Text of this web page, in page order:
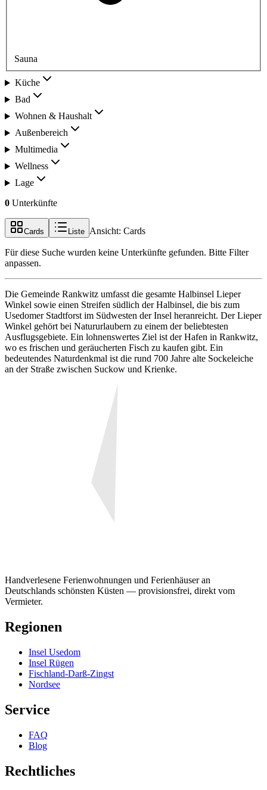
Sauna
Küche
Bad
Wohnen & Haushalt
Außenbereich
Multimedia
Wellness
Lage
0 Unterkünfte
Cards Liste Ansicht: Cards
Für diese Suche wurden keine Unterkünfte gefunden. Bitte Filter
anpassen.
Die Gemeinde Rankwitz umfasst die gesamte Halbinsel Lieper
Winkel sowie einen Streifen südlich der Halbinsel, die bis zum
Usedomer Stadtforst im Südwesten der Insel heranreicht. Der Lieper
Winkel gehört bei Natururlaubern zu einem der beliebtesten
Ausflugsgebiete. Ein lohnenswertes Ziel ist der Hafen in Rankwitz,
wo es frischen und geräucherten Fisch zu kaufen gibt. Ein
bedeutendes Naturdenkmal ist die rund 700 Jahre alte Sockeleiche
an der Straße zwischen Suckow und Krienke.
Handverlesene Ferienwohnungen und Ferienhäuser an
Deutschlands schönsten Küsten — provisionsfrei, direkt vom
Vermieter.
Regionen
Insel Usedom
Insel Rügen
Fischland-Darß-Zingst
Nordsee
Service
FAQ
Blog
Rechtliches